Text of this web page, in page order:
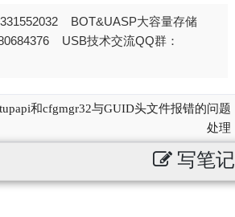
BOT&UASP大容量存储
USB技术交流QQ群：
和cfgmgr32与GUID头文件报错的问题
处理
写笔记